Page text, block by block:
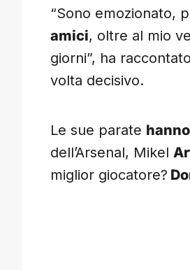
“Sono emozionato,
amici, oltre al mio
giorni”, ha
volta decisivo.
Le sue parate
dell’Arsenal, Mikel
miglior giocatore?